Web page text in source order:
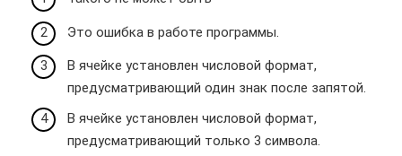
Это ошибка в работе программы.
В ячейке установлен числовой формат,
предусматривающий один знак после запятой.
В ячейке установлен числовой формат,
предусматривающий только 3 символа.